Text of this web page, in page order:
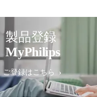
製品登録
MyPhilips
ご登録はこちら